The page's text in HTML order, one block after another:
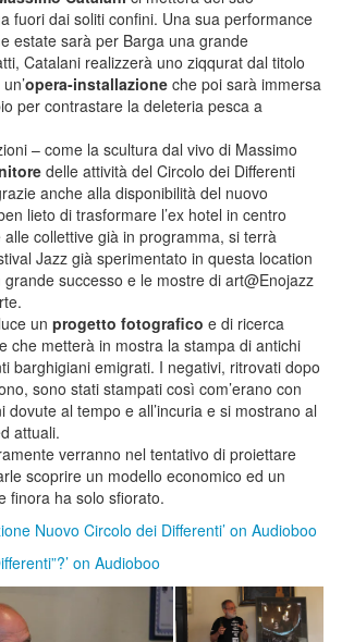
fuori dai soliti confini. Una sua performance
estate sarà per Barga una grande
Catalani realizzerà uno ziqqurat dal titolo
opera-installazione che poi sarà immersa
per contrastare la deleteria pesca a
– come la scultura dal vivo di Massimo
delle attività del Circolo dei Differenti
anche alla disponibilità del nuovo
lieto di trasformare l’ex hotel in centro
collettive già in programma, si terrà
Jazz già sperimentato in questa location
successo e le mostre di art@Enojazz
un progetto fotografico e di ricerca
che metterà in mostra la stampa di antichi
barghigiani emigrati. I negativi, ritrovati dopo
sono stati stampati così com’erano con
dovute al tempo e all’incuria e si mostrano al
attuali.
verranno nel tentativo di proiettare
scoprire un modello economico ed un
finora ha solo sfiorato.
Nuovo Circolo dei Differenti’ on Audioboo
on Audioboo